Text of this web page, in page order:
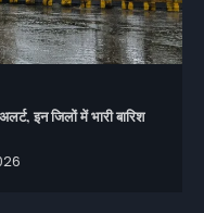
इन जिलों में भारी बारिश